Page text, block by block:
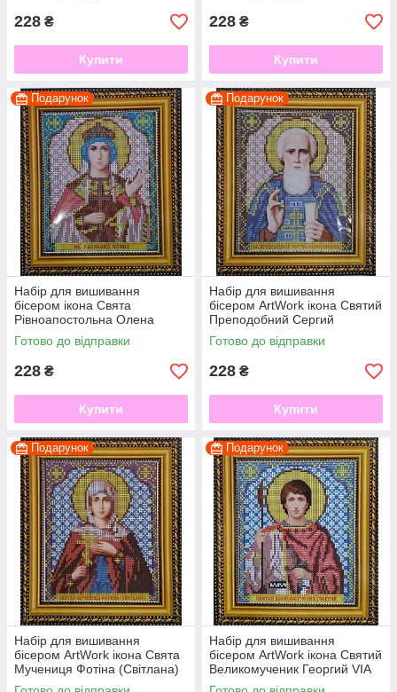
228 ₴
Купити
228 ₴
Купити
Подарунок
Набір для вишивання
бісером ікона Свята
Рівноапостольна Олена
VIA5020
Готово до відправки
228 ₴
Купити
Подарунок
Набір для вишивання
бісером ArtWork ікона Святий
Преподобний Сергий
Радонежский VIA 5034
Готово до відправки
228 ₴
Купити
Подарунок
Набір для вишивання
бісером ArtWork ікона Свята
Мучениця Фотіна (Світлана)
VIA 5037
Подарунок
Набір для вишивання
бісером ArtWork ікона Святий
Великомученик Георгий VIA
5043